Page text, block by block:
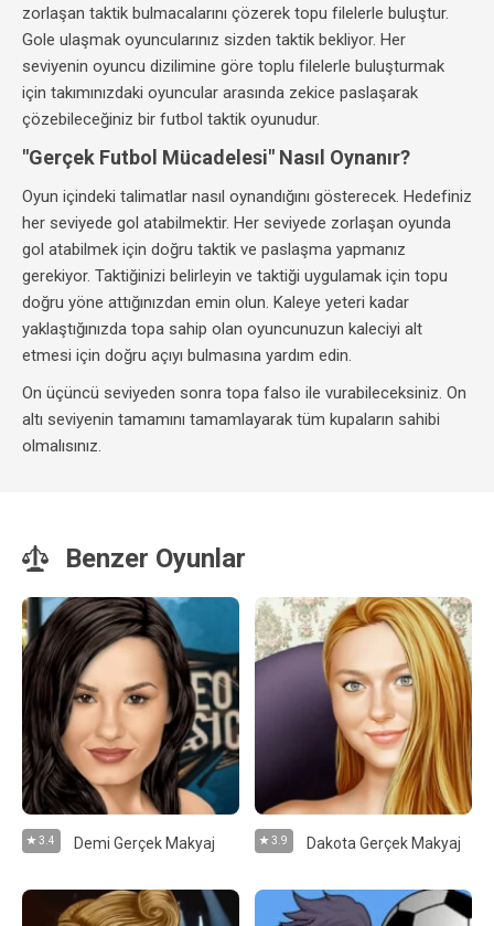
zorlaşan taktik bulmacalarını çözerek topu filelerle buluştur.
Gole ulaşmak oyuncularınız sizden taktik bekliyor. Her
seviyenin oyuncu dizilimine göre toplu filelerle buluşturmak
için takımınızdaki oyuncular arasında zekice paslaşarak
çözebileceğiniz bir futbol taktik oyunudur.
"Gerçek Futbol Mücadelesi" Nasıl Oynanır?
Oyun içindeki talimatlar nasıl oynandığını gösterecek. Hedefiniz
her seviyede gol atabilmektir. Her seviyede zorlaşan oyunda
gol atabilmek için doğru taktik ve paslaşma yapmanız
gerekiyor. Taktiğinizi belirleyin ve taktiği uygulamak için topu
doğru yöne attığınızdan emin olun. Kaleye yeteri kadar
yaklaştığınızda topa sahip olan oyuncunuzun kaleciyi alt
etmesi için doğru açıyı bulmasına yardım edin.
On üçüncü seviyeden sonra topa falso ile vurabileceksiniz. On
altı seviyenin tamamını tamamlayarak tüm kupaların sahibi
olmalısınız.
Benzer Oyunlar
3.4 Demi Gerçek Makyaj 3.9 Dakota Gerçek Makyaj